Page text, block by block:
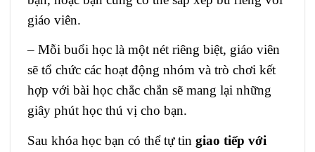
giáo viên.
– Mỗi buổi học là một nét riêng biệt, giáo viên
sẽ tổ chức các hoạt động nhóm và trò chơi kết
hợp với bài học chắc chắn sẽ mang lại những
giây phút học thú vị cho bạn.
Sau khóa học bạn có thể tự tin giao tiếp với